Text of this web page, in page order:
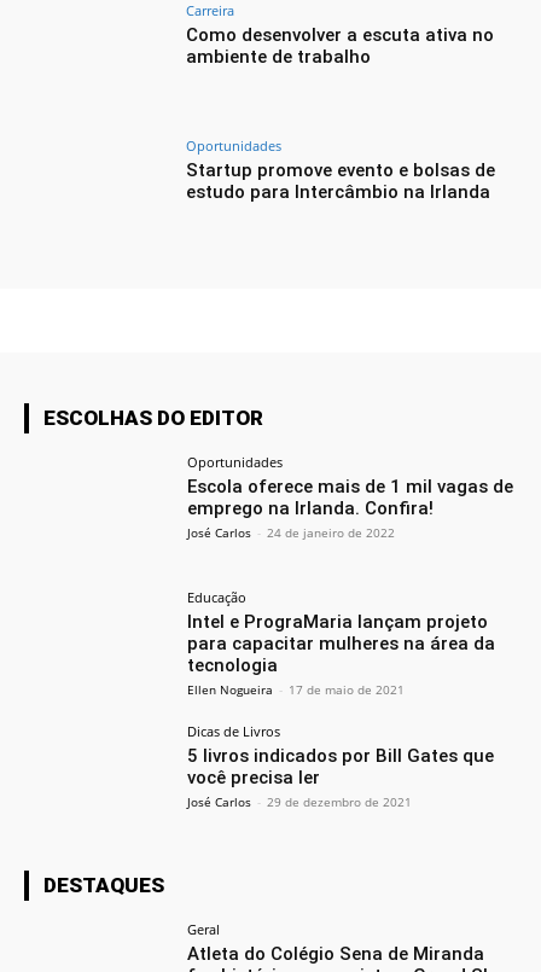
Carreira
Como desenvolver a escuta ativa no
ambiente de trabalho
Oportunidades
Startup promove evento e bolsas de
estudo para Intercâmbio na Irlanda
ESCOLHAS DO EDITOR
Oportunidades
Escola oferece mais de 1 mil vagas de
emprego na Irlanda. Confira!
José Carlos - 24 de janeiro de 2022
Educação
Intel e PrograMaria lançam projeto
para capacitar mulheres na área da
tecnologia
Ellen Nogueira - 17 de maio de 2021
Dicas de Livros
5 livros indicados por Bill Gates que
você precisa ler
José Carlos - 29 de dezembro de 2021
DESTAQUES
Geral
Atleta do Colégio Sena de Miranda